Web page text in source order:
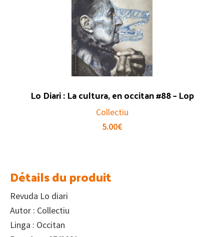
Lo Diari : La cultura, en occitan #88 – Lop
Collectiu
5.00€
Détails du produit
Revuda Lo diari
Autor : Collectiu
Linga : Occitan